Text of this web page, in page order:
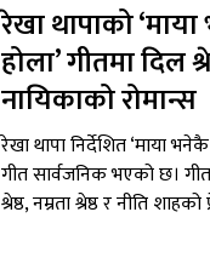
रेखा थापाको
होला’ गीतमा दिल
नायिकाको रोमान्स
रेखा थापा निर्देशित ‘माया
गीत सार्वजनिक भएको छ।
श्रेष्ठ, नम्रता श्रेष्ठ र नीति